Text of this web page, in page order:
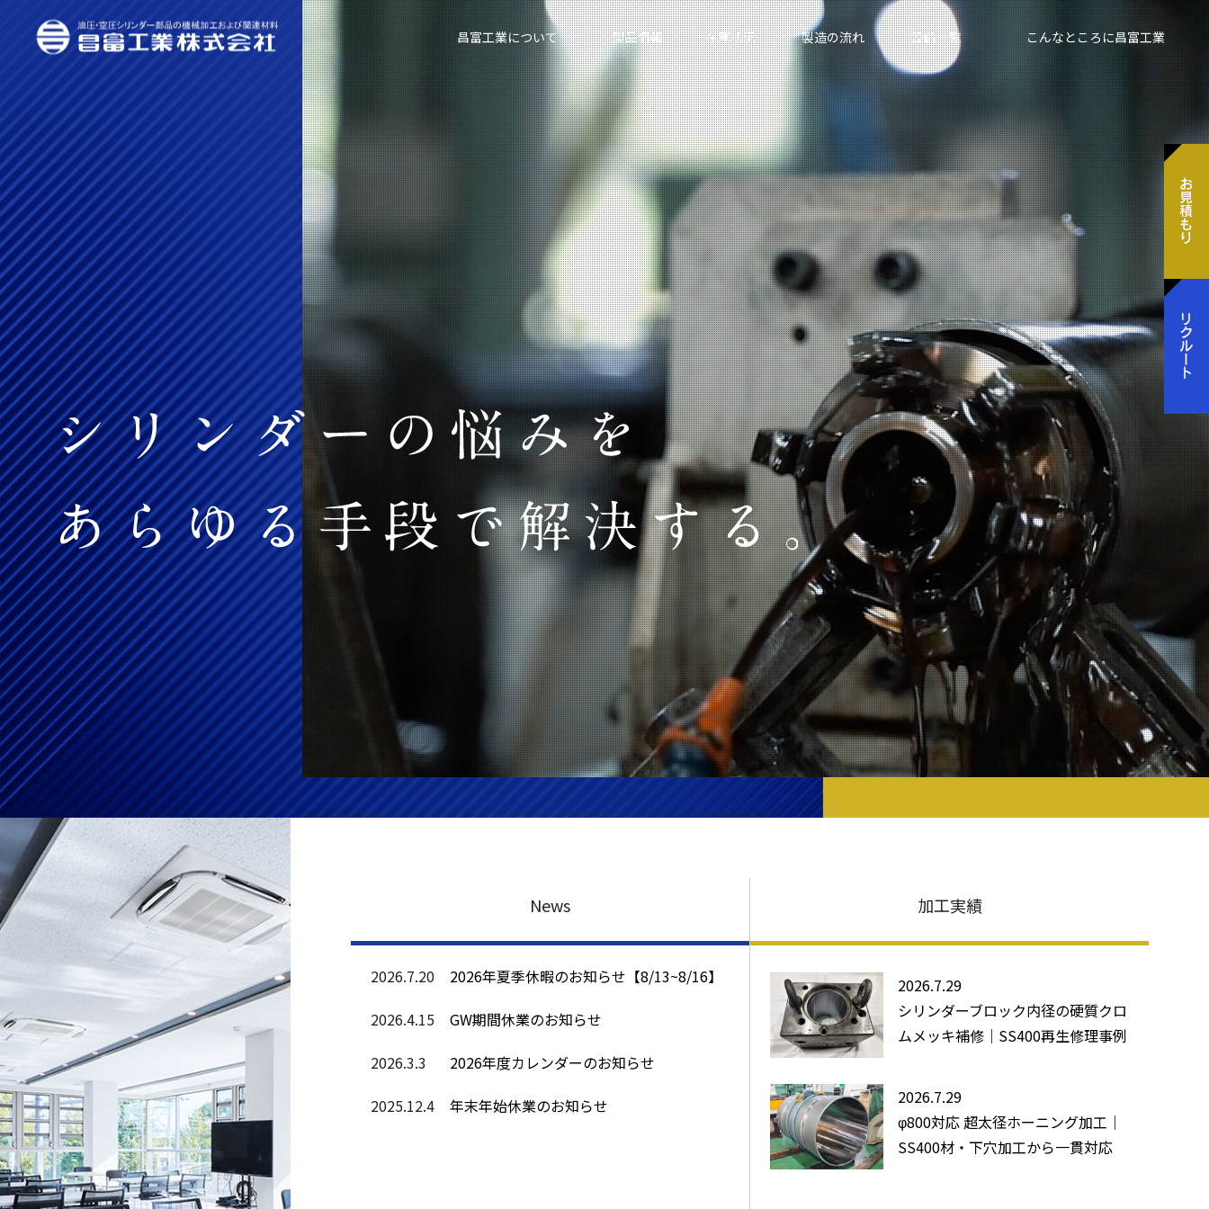
昌富工業について 製品情報 在庫状況 製造の流れ 設備一覧 こんなところに昌富工業
News
2026.7.20
2026年夏季休暇のお知らせ【8/13~8/16】
2026.4.15
GW期間休業のお知らせ
2026.3.3
2026年度カレンダーのお知らせ
2025.12.4
年末年始休業のお知らせ
加工実績
2026.7.29
シリンダーブロック内径の硬質クロ
ムメッキ補修｜SS400再生修理事例
2026.7.29
φ800対応 超太径ホーニング加工｜
SS400材・下穴加工から一貫対応